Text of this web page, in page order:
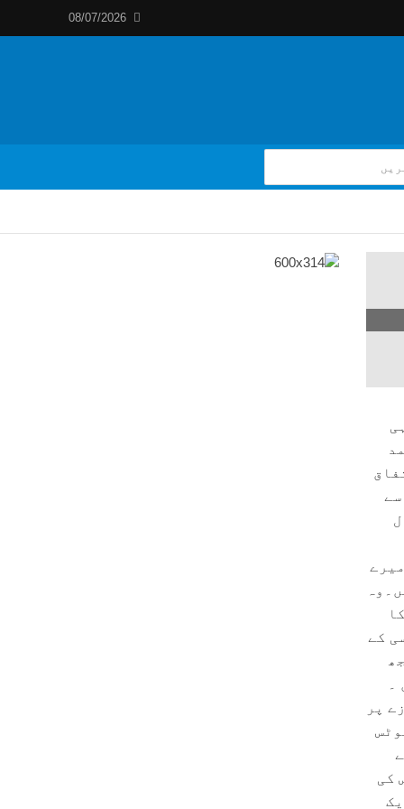
08/07/2026
کے
پر
کی